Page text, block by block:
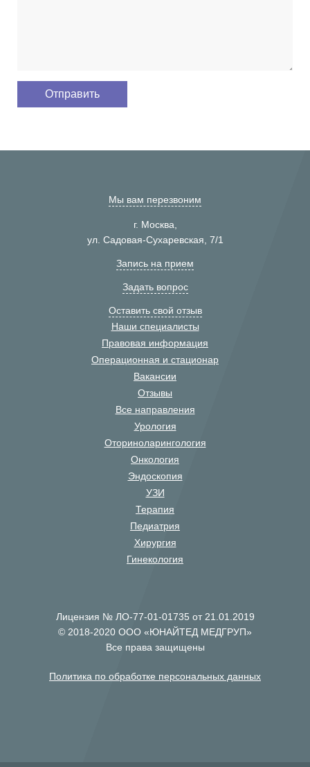
Мы вам перезвоним
г. Москва,
ул. Садовая-Сухаревская, 7/1
Запись на прием
Задать вопрос
Оставить свой отзыв
Наши специалисты
Правовая информация
Операционная и стационар
Вакансии
Отзывы
Все направления
Урология
Оториноларингология
Онкология
Эндоскопия
УЗИ
Терапия
Педиатрия
Хирургия
Гинекология
Лицензия № ЛО-77-01-01735 от 21.01.2019
© 2018-2020 ООО «ЮНАЙТЕД МЕДГРУП»
Все права защищены
Политика по обработке персональных данных